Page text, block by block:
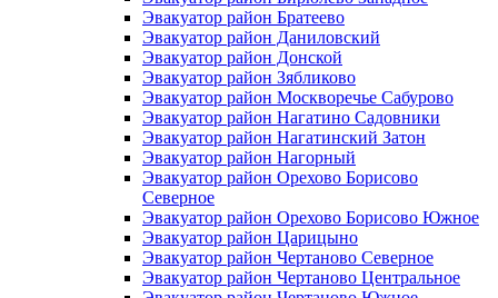
Эвакуатор район Братеево
Эвакуатор район Даниловский
Эвакуатор район Донской
Эвакуатор район Зябликово
Эвакуатор район Москворечье Сабурово
Эвакуатор район Нагатино Cадовники
Эвакуатор район Нагатинский Затон
Эвакуатор район Нагорный
Эвакуатор район Орехово Борисово
Северное
Эвакуатор район Орехово Борисово Южное
Эвакуатор район Царицыно
Эвакуатор район Чертаново Северное
Эвакуатор район Чертаново Центральное